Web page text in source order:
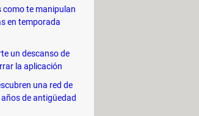
como te manipulan
en temporada
un descanso de
la aplicación
una red de
de antigüedad